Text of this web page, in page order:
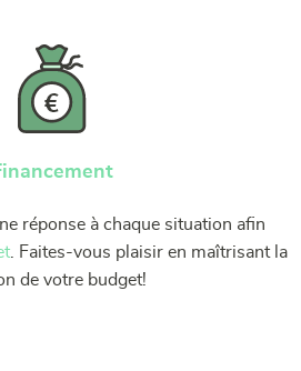
réponse à chaque situation afin
. Faites-vous plaisir en maîtrisant la
de votre budget!